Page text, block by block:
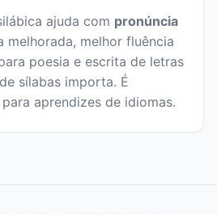
ajuda com pronúncia
melhorada, melhor fluência
poesia e escrita de letras
sílabas importa. É
aprendizes de idiomas.